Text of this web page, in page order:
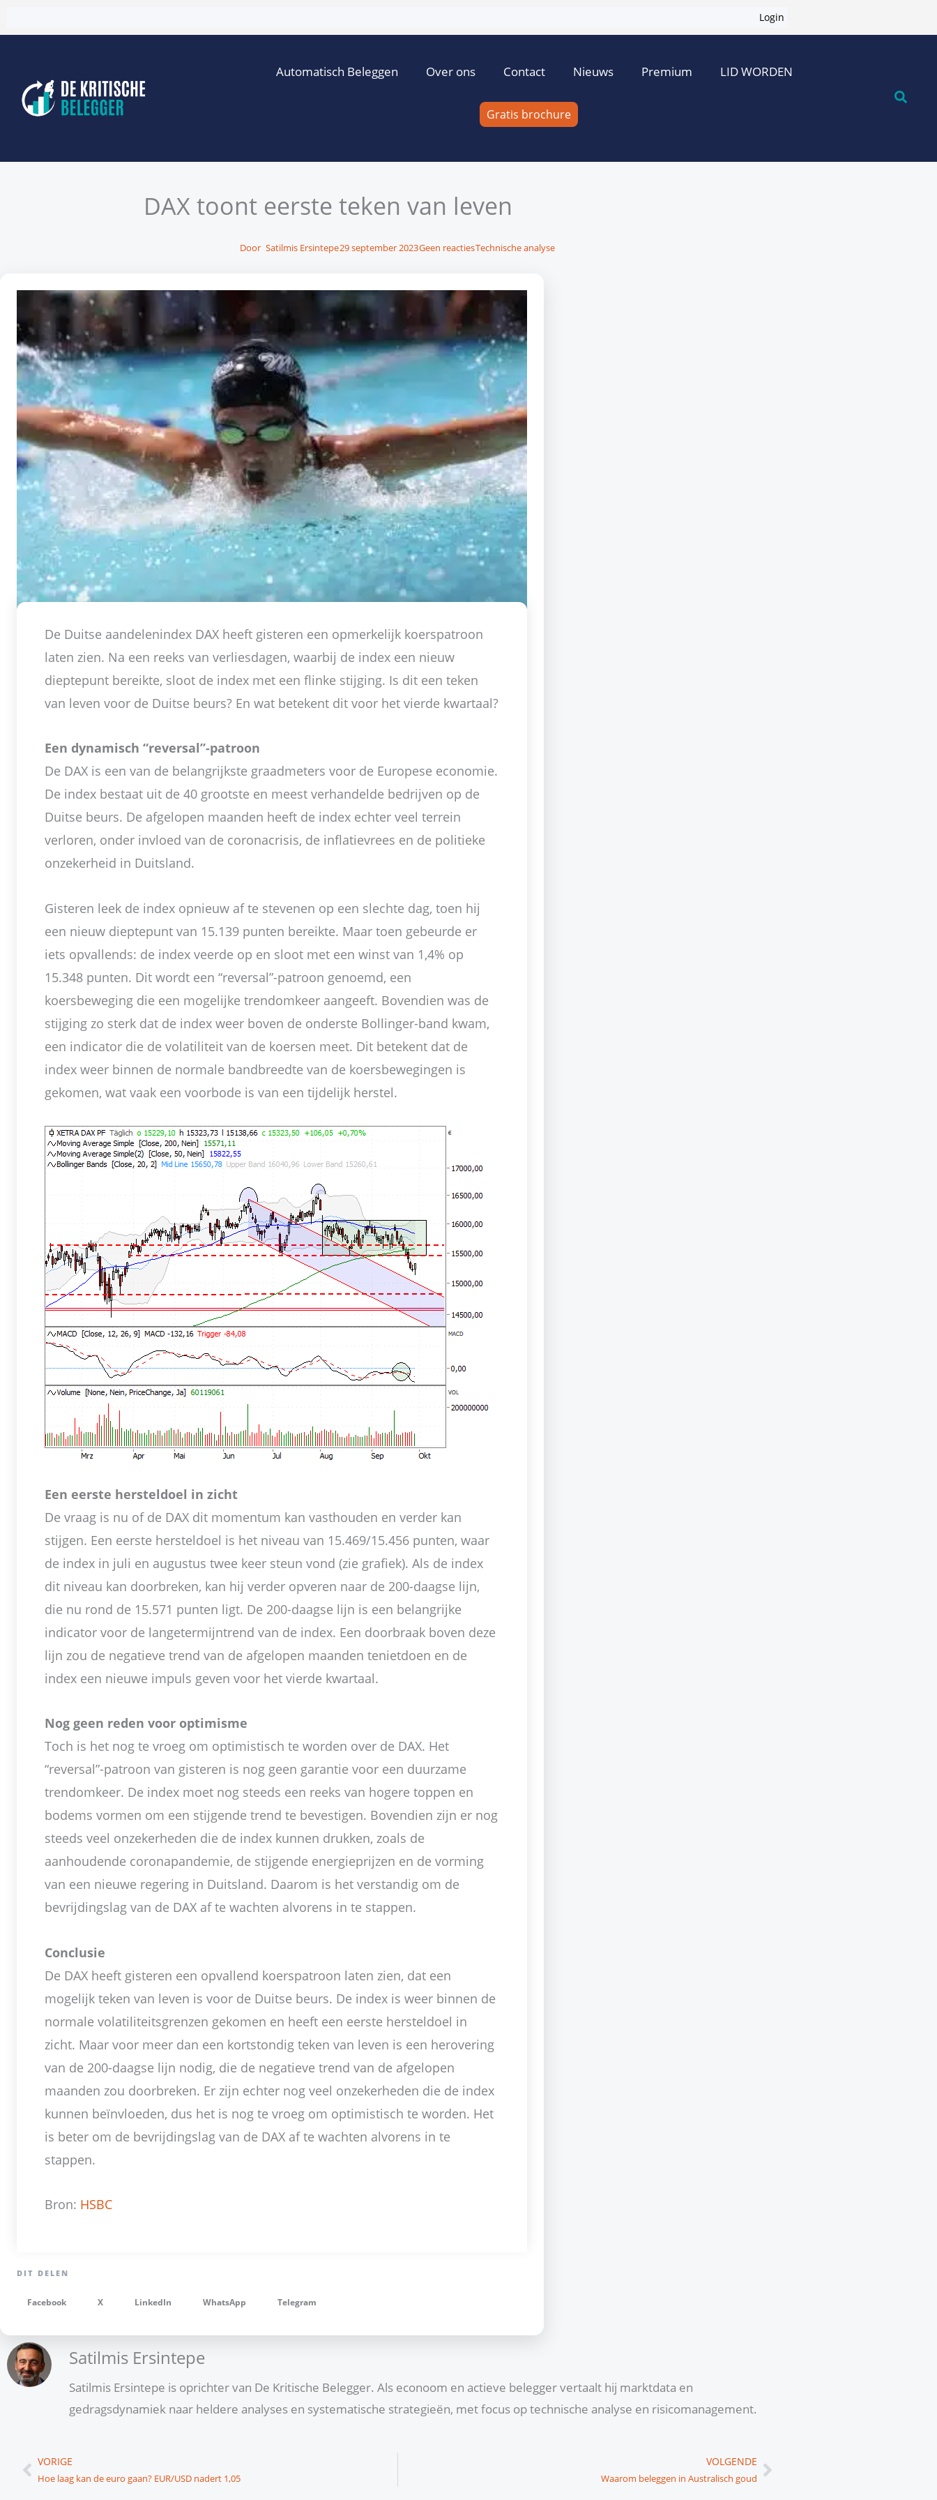
naar
inhoud
Login
Automatisch Beleggen Over ons Contact Nieuws Premium LID WORDEN
Gratis brochure
DAX toont eerste teken van leven
Door Satilmis Ersintepe29 september 2023Geen reactiesTechnische analyse
De Duitse aandelenindex DAX heeft gisteren een opmerkelijk koerspatroon
laten zien. Na een reeks van verliesdagen, waarbij de index een nieuw
dieptepunt bereikte, sloot de index met een flinke stijging. Is dit een teken
van leven voor de Duitse beurs? En wat betekent dit voor het vierde kwartaal?
Een dynamisch “reversal”-patroon
De DAX is een van de belangrijkste graadmeters voor de Europese economie.
De index bestaat uit de 40 grootste en meest verhandelde bedrijven op de
Duitse beurs. De afgelopen maanden heeft de index echter veel terrein
verloren, onder invloed van de coronacrisis, de inflatievrees en de politieke
onzekerheid in Duitsland.
Gisteren leek de index opnieuw af te stevenen op een slechte dag, toen hij
een nieuw dieptepunt van 15.139 punten bereikte. Maar toen gebeurde er
iets opvallends: de index veerde op en sloot met een winst van 1,4% op
15.348 punten. Dit wordt een “reversal”-patroon genoemd, een
koersbeweging die een mogelijke trendomkeer aangeeft. Bovendien was de
stijging zo sterk dat de index weer boven de onderste Bollinger-band kwam,
een indicator die de volatiliteit van de koersen meet. Dit betekent dat de
index weer binnen de normale bandbreedte van de koersbewegingen is
gekomen, wat vaak een voorbode is van een tijdelijk herstel.
Een eerste hersteldoel in zicht
De vraag is nu of de DAX dit momentum kan vasthouden en verder kan
stijgen. Een eerste hersteldoel is het niveau van 15.469/15.456 punten, waar
de index in juli en augustus twee keer steun vond (zie grafiek). Als de index
dit niveau kan doorbreken, kan hij verder opveren naar de 200-daagse lijn,
die nu rond de 15.571 punten ligt. De 200-daagse lijn is een belangrijke
indicator voor de langetermijntrend van de index. Een doorbraak boven deze
lijn zou de negatieve trend van de afgelopen maanden tenietdoen en de
index een nieuwe impuls geven voor het vierde kwartaal.
Nog geen reden voor optimisme
Toch is het nog te vroeg om optimistisch te worden over de DAX. Het
“reversal”-patroon van gisteren is nog geen garantie voor een duurzame
trendomkeer. De index moet nog steeds een reeks van hogere toppen en
bodems vormen om een stijgende trend te bevestigen. Bovendien zijn er nog
steeds veel onzekerheden die de index kunnen drukken, zoals de
aanhoudende coronapandemie, de stijgende energieprijzen en de vorming
van een nieuwe regering in Duitsland. Daarom is het verstandig om de
bevrijdingslag van de DAX af te wachten alvorens in te stappen.
Conclusie
De DAX heeft gisteren een opvallend koerspatroon laten zien, dat een
mogelijk teken van leven is voor de Duitse beurs. De index is weer binnen de
normale volatiliteitsgrenzen gekomen en heeft een eerste hersteldoel in
zicht. Maar voor meer dan een kortstondig teken van leven is een herovering
van de 200-daagse lijn nodig, die de negatieve trend van de afgelopen
maanden zou doorbreken. Er zijn echter nog veel onzekerheden die de index
kunnen beïnvloeden, dus het is nog te vroeg om optimistisch te worden. Het
is beter om de bevrijdingslag van de DAX af te wachten alvorens in te
stappen.
Bron: HSBC
Facebook X LinkedIn WhatsApp Telegram
Satilmis Ersintepe
Satilmis Ersintepe is oprichter van De Kritische Belegger. Als econoom en actieve belegger vertaalt hij marktdata en
gedragsdynamiek naar heldere analyses en systematische strategieën, met focus op technische analyse en risicomanagement.
Vorige
VORIGE
Hoe laag kan de euro gaan? EUR/USD nadert 1,05
VOLGENDE
Waarom beleggen in Australisch goud
Volgende